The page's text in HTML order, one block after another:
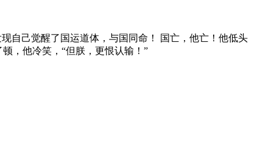
自己觉醒了国运道体，与国同命！ 国亡，他亡！他低头
，他冷笑，“但朕，更恨认输！”